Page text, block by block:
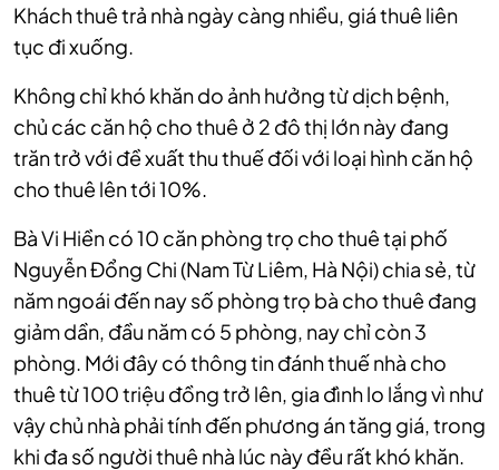
Khách thuê trả nhà ngày càng nhiều, giá thuê liên
tục đi xuống.
Không chỉ khó khăn do ảnh hưởng từ dịch bệnh,
chủ các căn hộ cho thuê ở 2 đô thị lớn này đang
trăn trở với đề xuất thu thuế đối với loại hình căn hộ
cho thuê lên tới 10%.
Bà Vi Hiền có 10 căn phòng trọ cho thuê tại phố
Nguyễn Đổng Chi (Nam Từ Liêm, Hà Nội) chia sẻ, từ
năm ngoái đến nay số phòng trọ bà cho thuê đang
giảm dần, đầu năm có 5 phòng, nay chỉ còn 3
phòng. Mới đây có thông tin đánh thuế nhà cho
thuê từ 100 triệu đồng trở lên, gia đình lo lắng vì như
vậy chủ nhà phải tính đến phương án tăng giá, trong
khi đa số người thuê nhà lúc này đều rất khó khăn.